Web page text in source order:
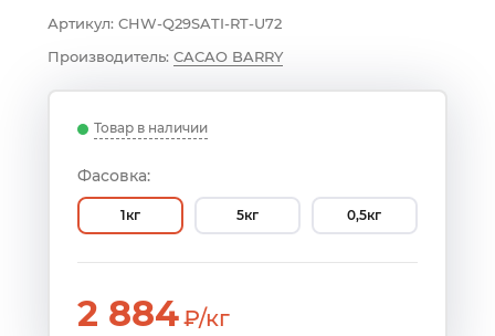
Артикул: CHW-Q29SATI-RT-U72
Производитель: CACAO BARRY
Товар в наличии
Фасовка:
1кг 5кг 0,5кг
2 884₽/кг